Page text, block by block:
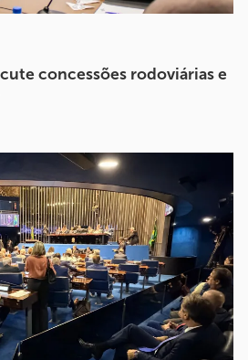
concessões rodoviárias e